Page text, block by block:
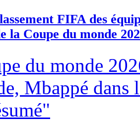
FIFA des
la Coupe du monde
du monde
Mbappé dans